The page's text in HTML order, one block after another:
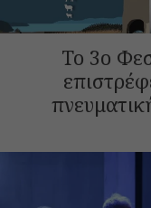
Το 3ο